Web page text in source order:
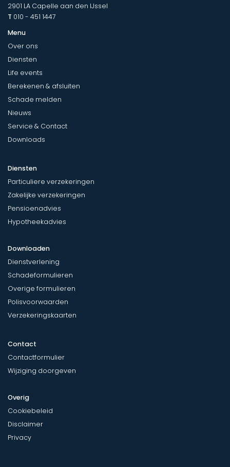
2901 LA Capelle aan den IJssel
T 010 - 451 1447
Menu
Over ons
Diensten
Life events
Berekenen & afsluiten
Schade melden
Nieuws
Service & Contact
Downloads
Diensten
Particuliere verzekeringen
Zakelijke verzekeringen
Pensioenadvies
Hypotheekadvies
Downloaden
Dienstverlening
Schadeformulieren
Overige formulieren
Polisvoorwaarden
Verzekeringskaarten
Contact
Contactformulier
Wijziging doorgeven
Overig
Cookiebeleid
Disclaimer
Privacy